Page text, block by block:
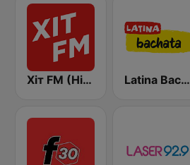
Хіт FM (Hit FM) Latina Bachata